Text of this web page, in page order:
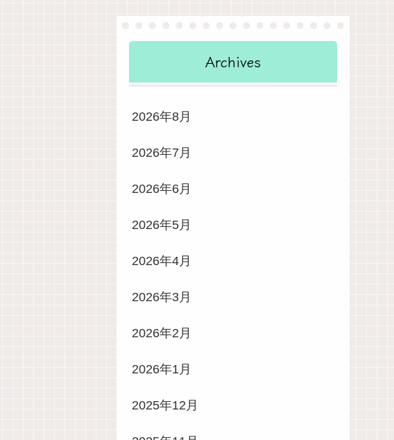
Archives
2026年8月
2026年7月
2026年6月
2026年5月
2026年4月
2026年3月
2026年2月
2026年1月
2025年12月